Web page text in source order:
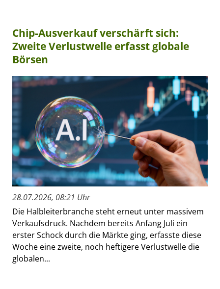
Chip-Ausverkauf verschärft sich:
Zweite Verlustwelle erfasst globale
Börsen
28.07.2026, 08:21 Uhr
Die Halbleiterbranche steht erneut unter massivem
Verkaufsdruck. Nachdem bereits Anfang Juli ein
erster Schock durch die Märkte ging, erfasste diese
Woche eine zweite, noch heftigere Verlustwelle die
globalen...